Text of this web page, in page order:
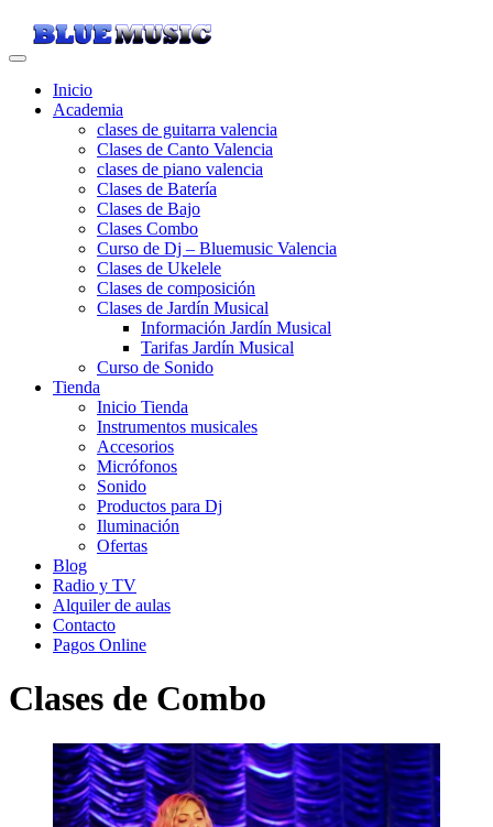
Inicio
Academia
clases de guitarra valencia
Clases de Canto Valencia
clases de piano valencia
Clases de Batería
Clases de Bajo
Clases Combo
Curso de Dj – Bluemusic Valencia
Clases de Ukelele
Clases de composición
Clases de Jardín Musical
Información Jardín Musical
Tarifas Jardín Musical
Curso de Sonido
Tienda
Inicio Tienda
Instrumentos musicales
Accesorios
Micrófonos
Sonido
Productos para Dj
Iluminación
Ofertas
Blog
Radio y TV
Alquiler de aulas
Contacto
Pagos Online
Clases de Combo